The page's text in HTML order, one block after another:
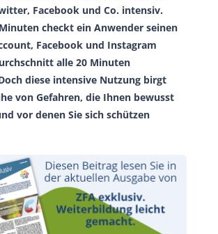
Facebook und Co. intensiv.
checkt ein Anwender seinen
Facebook und Instagram
alle 20 Minuten
diese intensive Nutzung birgt
von Gefahren, die Ihnen bewusst
vor denen Sie sich schützen